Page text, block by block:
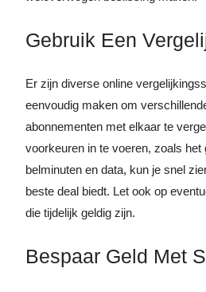
Gebruik Een
Er zijn diverse online
eenvoudig maken om
abonnementen met elkaar te
voorkeuren in te voeren, zoals het
belminuten en data, kun je snel
beste deal biedt. Let ook op
die tijdelijk geldig zijn.
Bespaar Geld Met